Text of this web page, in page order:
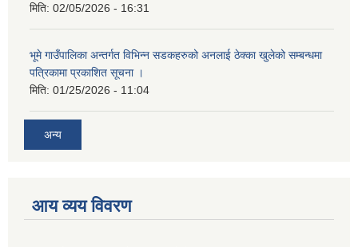
मिति: 02/05/2026 - 16:31
भूमे गाउँपालिका अन्तर्गत विभिन्न सडकहरुको अनलाई ठेक्का खुलेको सम्बन्धमा
पत्रिकामा प्रकाशित सूचना ।
मिति: 01/25/2026 - 11:04
अन्य
आय व्यय विवरण